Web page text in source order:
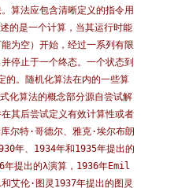
算法应包含清晰定义的指令用
的是一个计算，当其运行时能
为空）开始，经过一系列有限
停止于一个终态。一个状态到
的。随机化算法在内的一些算
化算法的概念部分源自尝试解
其后尝试定义有效计算性或者
尔特·哥德尔、雅克·埃尔布朗
年、1934年和1935年提出的
年提出的λ演算，1936年Emil
伦·图灵1937年提出的图灵